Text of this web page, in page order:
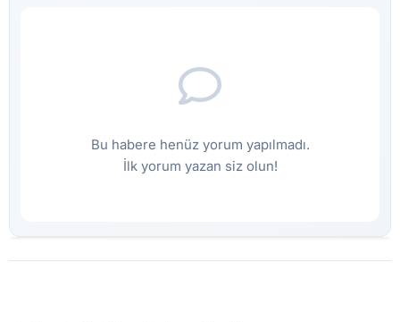
Bu habere henüz yorum yapılmadı.
İlk yorum yazan siz olun!